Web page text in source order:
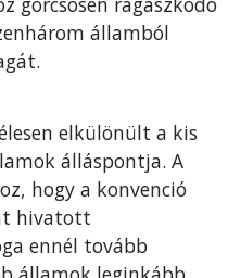
államból
elkülönült a kis
álláspontja. A
hogy a konvenció
hivatott
ennél tovább